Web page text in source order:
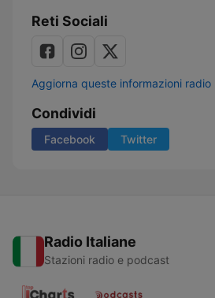
Reti Sociali
Aggiorna queste informazioni radio
Condividi
Facebook Twitter
Radio Italiane
Stazioni radio e podcast